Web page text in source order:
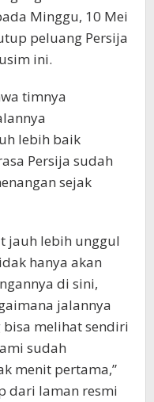
Minggu, 10 Mei
peluang Persija
ini.
timnya
lebih baik
Persija sudah
sejak
jauh lebih unggul
hanya akan
di sini,
jalannya
bisa melihat sendiri
sudah
menit pertama,”
dari laman resmi